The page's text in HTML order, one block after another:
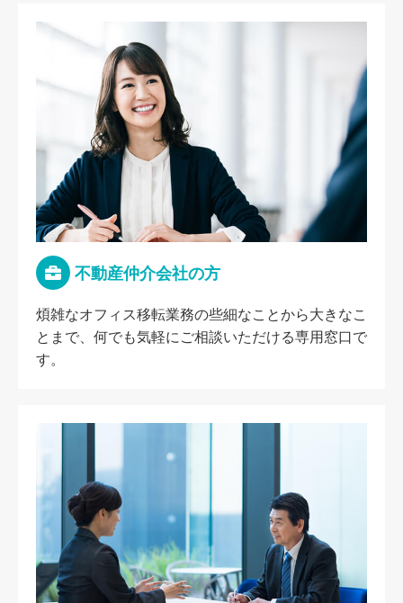
不動産仲介会社の方
煩雑なオフィス移転業務の些細なことから大きなこ
とまで、何でも気軽にご相談いただける専用窓口で
す。